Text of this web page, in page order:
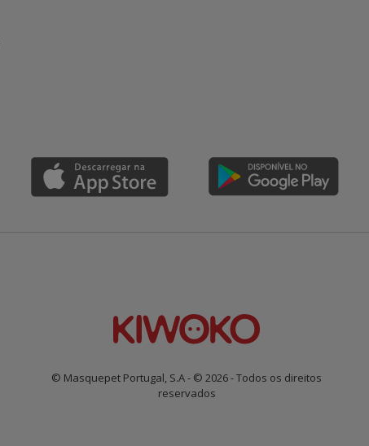
© Masquepet Portugal, S.A - © 2026 - Todos os direitos
reservados